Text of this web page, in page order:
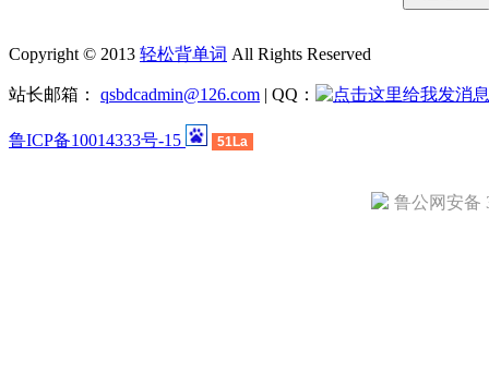
Copyright © 2013 轻松背单词 All Rights Reserved
站长邮箱： qsbdcadmin@126.com | QQ：
鲁ICP备10014333号-15 51La
鲁公网安备